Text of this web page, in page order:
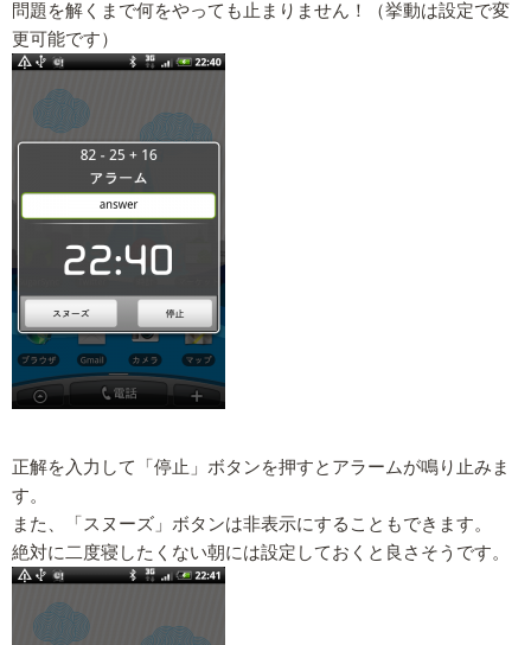
問題を解くまで何をやっても止まりません！（挙動は設定で変
更可能です）
正解を入力して「停止」ボタンを押すとアラームが鳴り止みま
す。
また、「スヌーズ」ボタンは非表示にすることもできます。
絶対に二度寝したくない朝には設定しておくと良さそうです。